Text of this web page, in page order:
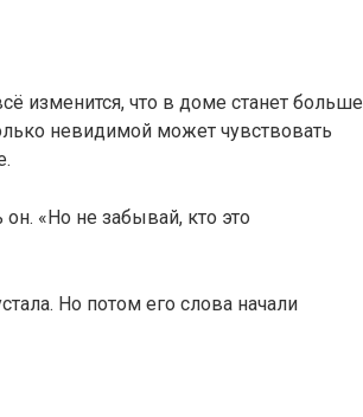
изменится, что в доме станет больше
невидимой может чувствовать
«Но не забывай, кто это
Но потом его слова начали